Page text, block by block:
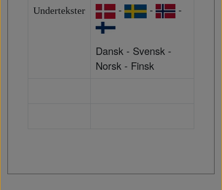
Undertekster - - -
Dansk - Svensk -
Norsk - Finsk